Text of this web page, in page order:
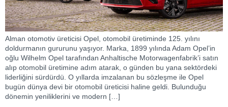
Alman otomotiv üreticisi Opel, otomobil üretiminde 125. yılını
doldurmanın gururunu yaşıyor. Marka, 1899 yılında Adam Opel’in
oğlu Wilhelm Opel tarafından Anhaltische Motorwagenfabrik’i satın
alıp otomobil üretimine adım atarak, o günden bu yana sektördeki
liderliğini sürdürdü. O yıllarda imzalanan bu sözleşme ile Opel
bugün dünya devi bir otomobil üreticisi haline geldi. Bulunduğu
dönemin yeniliklerini ve modern […]